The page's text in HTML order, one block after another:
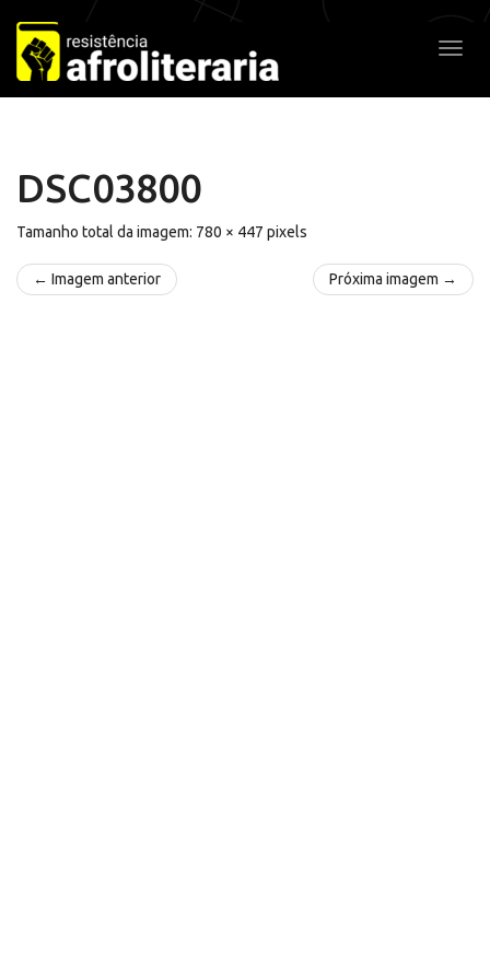
Pular
para
o
conteúdo
DSC03800
Tamanho total da imagem: 780 × 447 pixels
← Imagem anterior Próxima imagem →